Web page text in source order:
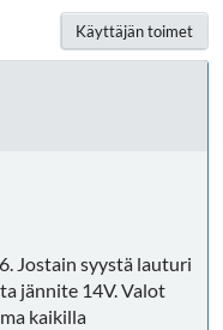
Käyttäjän toimet
Jostain syystä lauturi
jännite 14V. Valot
kaikilla